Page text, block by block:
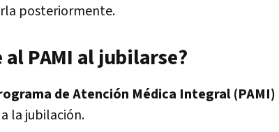
posteriormente.
PAMI al jubilarse?
de Atención Médica Integral (PAMI)
la jubilación.